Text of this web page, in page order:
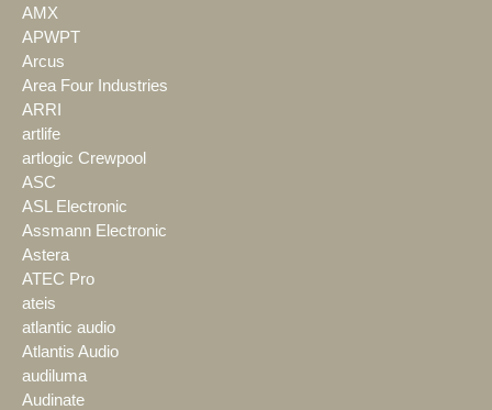
AMX
APWPT
Arcus
Area Four Industries
ARRI
artlife
artlogic Crewpool
ASC
ASL Electronic
Assmann Electronic
Astera
ATEC Pro
ateis
atlantic audio
Atlantis Audio
audiluma
Audinate